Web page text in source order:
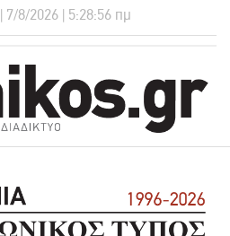
| 7/8/2026 | 5:28:56 πμ